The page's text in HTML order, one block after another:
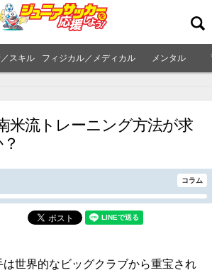
スキル フィジカル／メディカル メンタル
米流トレーニング方法が求
コラム
世界的なビッグクラブから重宝され